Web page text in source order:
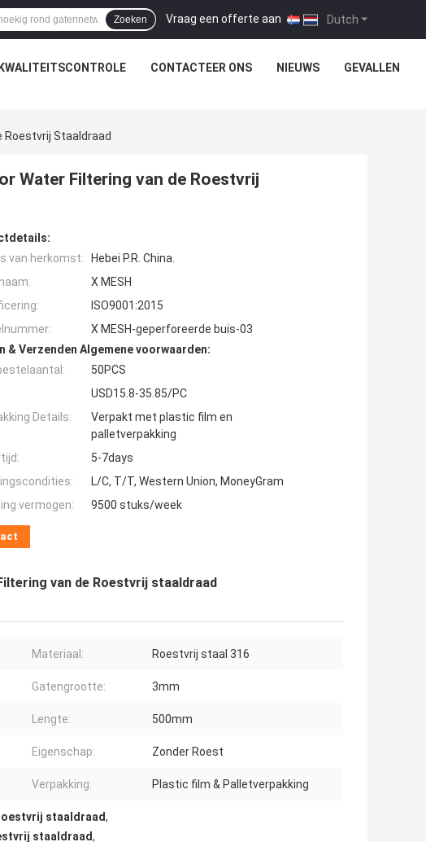
Dutch
Vraag een offerte aan |
Zoeken
KWALITEITSCONTROLE CONTACTEER ONS NIEUWS GEVALLEN
Roestvrij Staaldraad
Water Filtering van de Roestvrij
van herkomst:
Hebei P.R. China.
X MESH
ISO9001:2015
X MESH-geperforeerde buis-03
& Verzenden Algemene voorwaarden:
50PCS
USD15.8-35.85/PC
Details:
Verpakt met plastic film en
palletverpakking
5-7days
L/C, T/T, Western Union, MoneyGram
vermogen:
9500 stuks/week
van de Roestvrij staaldraad
Materiaal: Roestvrij staal 316
Gatengrootte: 3mm
Lengte: 500mm
Eigenschap: Zonder Roest
Verpakking: Plastic film & Palletverpakking
staaldraad,
staaldraad,